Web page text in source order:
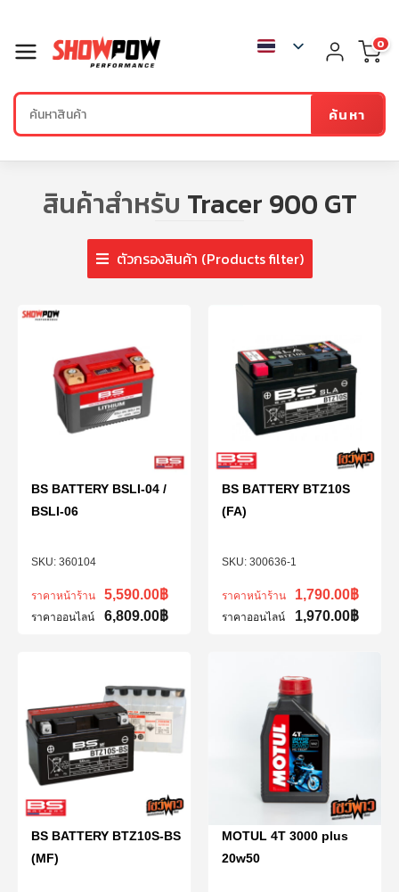
ค้นหา
0
สินค้าสำหรับ Tracer 900 GT
ตัวกรองสินค้า (Products filter)
360104
BS BATTERY BSLI-04 /
BSLI-06
ราคาหน้าร้าน 5,590.00฿
ราคาออนไลน์ 6,809.00฿
300636-1
BS BATTERY BTZ10S
(FA)
ราคาหน้าร้าน 1,790.00฿
ราคาออนไลน์ 1,970.00฿
BS BATTERY BTZ10S-BS
(MF)
MOTUL 4T 3000 plus
20w50